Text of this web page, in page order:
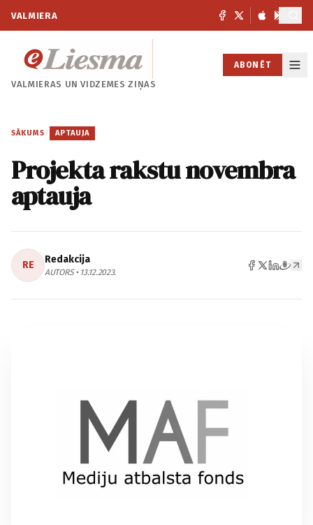
VALMIERA
VALMIERAS UNVIDZEMES ZIŅAS
ABONĒT
SĀKUMS / APTAUJA
Projekta rakstu novembra
aptauja
RE Redakcija
AUTORS • 13.12.2023.